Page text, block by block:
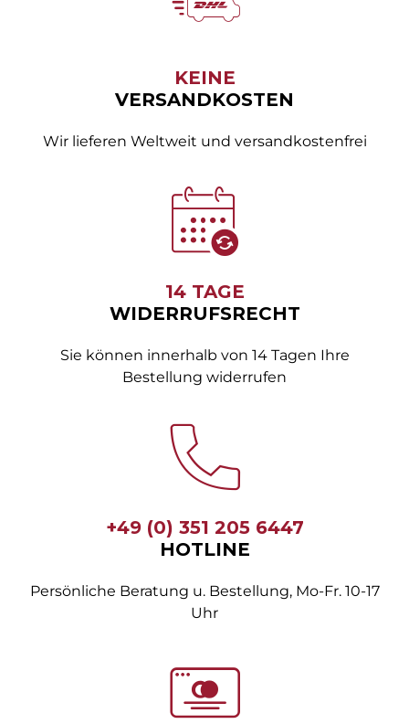
KEINE
VERSANDKOSTEN
Wir lieferen Weltweit und versandkostenfrei
14 TAGE
WIDERRUFSRECHT
Sie können innerhalb von 14 Tagen Ihre
Bestellung widerrufen
+49 (0) 351 205 6447
HOTLINE
Persönliche Beratung u. Bestellung, Mo-Fr. 10-17
Uhr